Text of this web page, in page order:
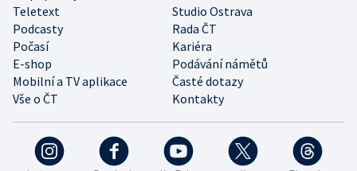
Teletext
Studio Ostrava
Podcasty
Rada ČT
Počasí
Kariéra
E-shop
Podávání námětů
Mobilní a TV aplikace
Časté dotazy
Vše o ČT
Kontakty